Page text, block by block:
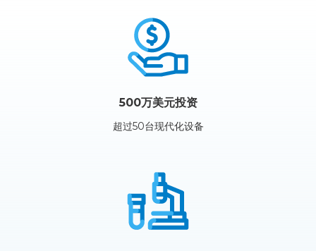
500万美元投资
超过50台现代化设备